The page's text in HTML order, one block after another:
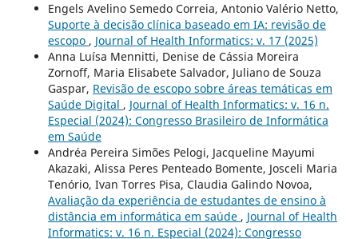
Engels Avelino Semedo Correia, Antonio Valério Netto,
Suporte à decisão clínica baseado em IA: revisão de
escopo , Journal of Health Informatics: v. 17 (2025)
Anna Luísa Mennitti, Denise de Cássia Moreira
Zornoff, Maria Elisabete Salvador, Juliano de Souza
Gaspar, Revisão de escopo sobre áreas temáticas em
Saúde Digital , Journal of Health Informatics: v. 16 n.
Especial (2024): Congresso Brasileiro de Informática
em Saúde
Andréa Pereira Simões Pelogi, Jacqueline Mayumi
Akazaki, Alissa Peres Penteado Bomente, Josceli Maria
Tenório, Ivan Torres Pisa, Claudia Galindo Novoa,
Avaliação da experiência de estudantes de ensino à
distância em informática em saúde , Journal of Health
Informatics: v. 16 n. Especial (2024): Congresso